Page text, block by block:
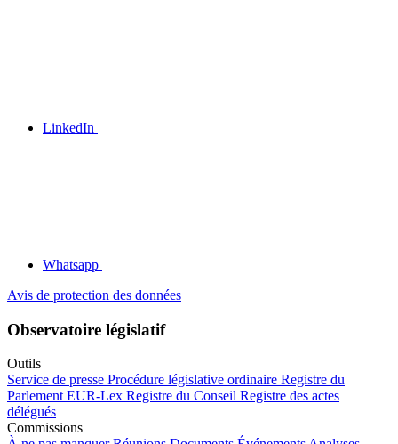
LinkedIn
Whatsapp
Avis de protection des données
Observatoire législatif
Outils
Service de presse Procédure législative ordinaire Registre du
Parlement EUR-Lex Registre du Conseil Registre des actes
délégués
Commissions